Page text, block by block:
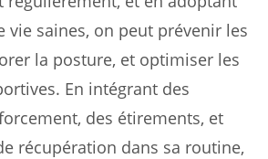
vie saines, on peut prévenir les
la posture, et optimiser les
En intégrant des
des étirements, et
récupération dans sa routine,